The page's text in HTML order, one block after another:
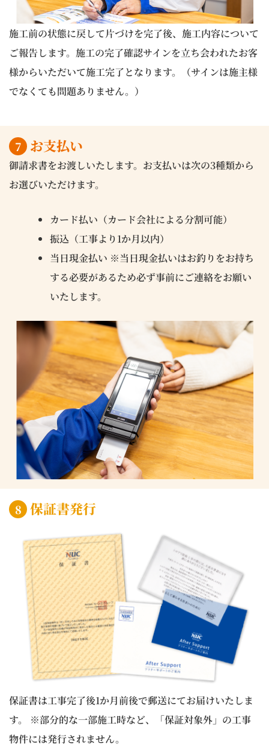
施工前の状態に戻して片づけを完了後、施工内容について
ご報告します。施工の完了確認サインを立ち会われたお客
様からいただいて施工完了となります。（サインは施主様
でなくても問題ありません。）
7 お支払い
御請求書をお渡しいたします。お支払いは次の3種類から
お選びいただけます。
カード払い（カード会社による分割可能）
振込（工事より1か月以内）
当日現金払い ※当日現金払いはお釣りをお持ち
する必要があるため必ず事前にご連絡をお願い
いたします。
8 保証書発行
保証書は工事完了後1か月前後で郵送にてお届けいたしま
す。 ※部分的な一部施工時など、「保証対象外」の工事
物件には発行されません。